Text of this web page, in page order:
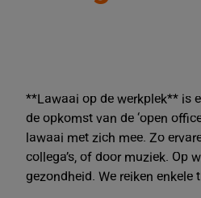
**Lawaai op de werkplek** is
de opkomst van de ‘open
lawaai met zich mee. Zo
collega’s, of door muziek. Op
gezondheid. We reiken